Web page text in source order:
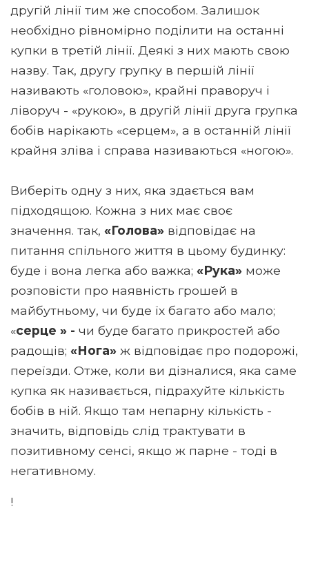
другій лінії тим же способом. Залишок
необхідно рівномірно поділити на останні
купки в третій лінії. Деякі з них мають свою
назву. Так, другу групку в першій лінії
називають «головою», крайні праворуч і
ліворуч - «рукою», в другій лінії друга групка
бобів нарікають «серцем», а в останній лінії
крайня зліва і справа називаються «ногою».
Виберіть одну з них, яка здається вам
підходящою. Кожна з них має своє
значення. так, «Голова» відповідає на
питання спільного життя в цьому будинку:
буде і вона легка або важка; «Рука» може
розповісти про наявність грошей в
майбутньому, чи буде їх багато або мало;
«серце » - чи буде багато прикростей або
радощів; «Нога» ж відповідає про подорожі,
переїзди. Отже, коли ви дізналися, яка саме
купка як називається, підрахуйте кількість
бобів в ній. Якщо там непарну кількість -
значить, відповідь слід трактувати в
позитивному сенсі, якщо ж парне - тоді в
негативному.
!